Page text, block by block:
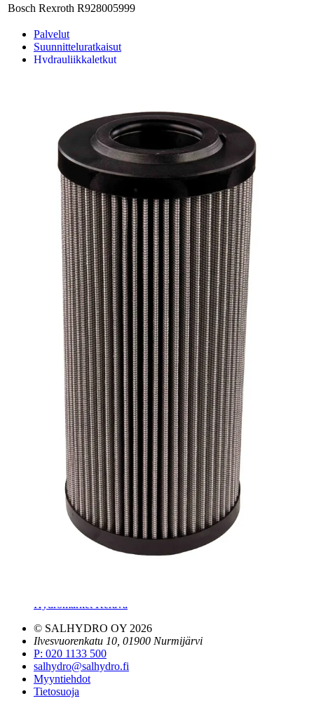
Bosch Rexroth R928005999
Palvelut
Suunnitteluratkaisut
Hydrauliikkaletkut
Digitaaliset tilauskanavat
Myymälät
Palveluvarastot
Ennakoiva kartoitus
Enerpac-huolto
24h päivystys
Tekninen tuki
Sylinterilaskuri
Sähköteholaskuri
Virtausnopeuslaskuri
Hammaspyöräpumpun tilavuuslaskuri
Hydrauliteholaskuri
Teollisuusletkuhaku
Suodatinhaku
Magneettikelahaku
Avoimet työpaikat
Ympäristöpolitiikka
Messut ja tapahtumat
Laskutustiedot
Tilinavaushakemus
Jälleenmyyjät
Yhteystiedot
Pääkonttori ja logistiikkakeskus
Salhydro Nurmijärvi
Salhydro Tampere
Salhydro Jyväskylä
Salhydro Kuopio
Salhydro Oulu
Salhydro Turku
Hydromarket Kerava
© SALHYDRO OY 2026
Ilvesvuorenkatu 10, 01900 Nurmijärvi
P: 020 1133 500
salhydro@salhydro.fi
Myyntiehdot
Tietosuoja